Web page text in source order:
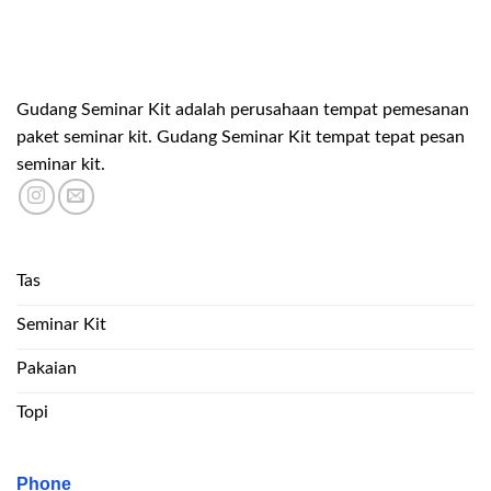
Gudang Seminar Kit adalah perusahaan tempat pemesanan
paket seminar kit. Gudang Seminar Kit tempat tepat pesan
seminar kit.
Tas
Seminar Kit
Pakaian
Topi
Phone